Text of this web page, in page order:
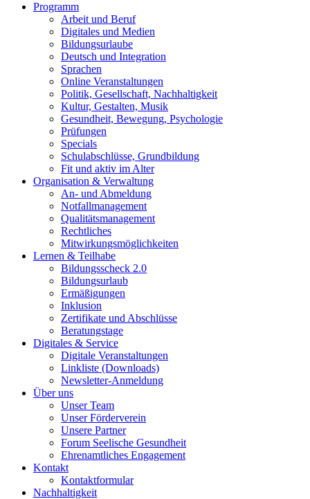
Programm
Arbeit und Beruf
Digitales und Medien
Bildungsurlaube
Deutsch und Integration
Sprachen
Online Veranstaltungen
Politik, Gesellschaft, Nachhaltigkeit
Kultur, Gestalten, Musik
Gesundheit, Bewegung, Psychologie
Prüfungen
Specials
Schulabschlüsse, Grundbildung
Fit und aktiv im Alter
Organisation & Verwaltung
An- und Abmeldung
Notfallmanagement
Qualitätsmanagement
Rechtliches
Mitwirkungsmöglichkeiten
Lernen & Teilhabe
Bildungsscheck 2.0
Bildungsurlaub
Ermäßigungen
Inklusion
Zertifikate und Abschlüsse
Beratungstage
Digitales & Service
Digitale Veranstaltungen
Linkliste (Downloads)
Newsletter-Anmeldung
Über uns
Unser Team
Unser Förderverein
Unsere Partner
Forum Seelische Gesundheit
Ehrenamtliches Engagement
Kontakt
Kontaktformular
Nachhaltigkeit